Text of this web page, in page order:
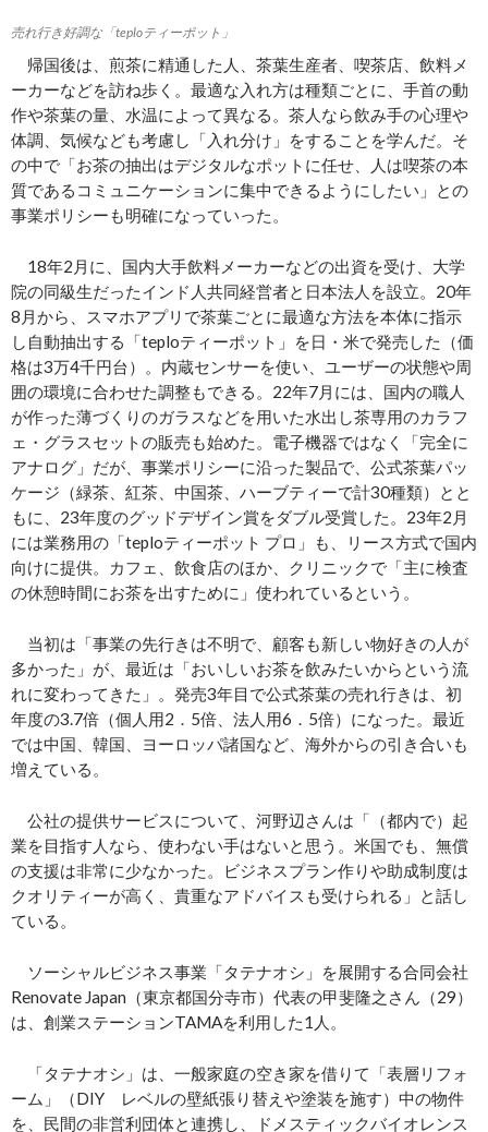
売れ行き好調な「teploティーポット」
帰国後は、煎茶に精通した人、茶葉生産者、喫茶店、飲料メ
ーカーなどを訪ね歩く。最適な入れ方は種類ごとに、手首の動
作や茶葉の量、水温によって異なる。茶人なら飲み手の心理や
体調、気候なども考慮し「入れ分け」をすることを学んだ。そ
の中で「お茶の抽出はデジタルなポットに任せ、人は喫茶の本
質であるコミュニケーションに集中できるようにしたい」との
事業ポリシーも明確になっていった。
18年2月に、国内大手飲料メーカーなどの出資を受け、大学
院の同級生だったインド人共同経営者と日本法人を設立。20年
8月から、スマホアプリで茶葉ごとに最適な方法を本体に指示
し自動抽出する「teploティーポット」を日・米で発売した（価
格は3万4千円台）。内蔵センサーを使い、ユーザーの状態や周
囲の環境に合わせた調整もできる。22年7月には、国内の職人
が作った薄づくりのガラスなどを用いた水出し茶専用のカラフ
ェ・グラスセットの販売も始めた。電子機器ではなく「完全に
アナログ」だが、事業ポリシーに沿った製品で、公式茶葉パッ
ケージ（緑茶、紅茶、中国茶、ハーブティーで計30種類）とと
もに、23年度のグッドデザイン賞をダブル受賞した。23年2月
には業務用の「teploティーポット プロ」も、リース方式で国内
向けに提供。カフェ、飲食店のほか、クリニックで「主に検査
の休憩時間にお茶を出すために」使われているという。
当初は「事業の先行きは不明で、顧客も新しい物好きの人が
多かった」が、最近は「おいしいお茶を飲みたいからという流
れに変わってきた」。発売3年目で公式茶葉の売れ行きは、初
年度の3.7倍（個人用2．5倍、法人用6．5倍）になった。最近
では中国、韓国、ヨーロッパ諸国など、海外からの引き合いも
増えている。
公社の提供サービスについて、河野辺さんは「（都内で）起
業を目指す人なら、使わない手はないと思う。米国でも、無償
の支援は非常に少なかった。ビジネスプラン作りや助成制度は
クオリティーが高く、貴重なアドバイスも受けられる」と話し
ている。
ソーシャルビジネス事業「タテナオシ」を展開する合同会社
Renovate Japan（東京都国分寺市）代表の甲斐隆之さん（29）
は、創業ステーションTAMAを利用した1人。
「タテナオシ」は、一般家庭の空き家を借りて「表層リフォ
ーム」（DIY レベルの壁紙張り替えや塗装を施す）中の物件
を、民間の非営利団体と連携し、ドメスティックバイオレンス